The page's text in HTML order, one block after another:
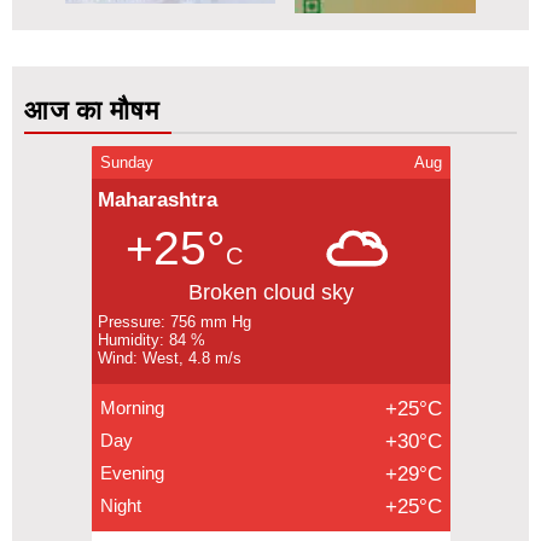
आज का मौषम
Sunday Aug
Maharashtra
+25°C
Broken cloud sky
Pressure: 756 mm Hg
Humidity: 84 %
Wind: West, 4.8 m/s
Morning +25°C
Day +30°C
Evening +29°C
Night +25°C